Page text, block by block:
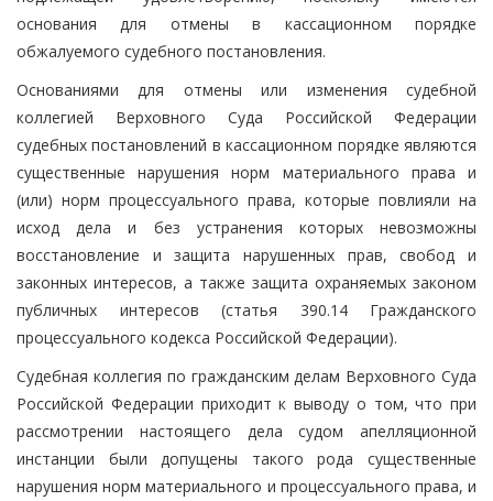
основания для отмены в кассационном порядке
обжалуемого судебного постановления.
Основаниями для отмены или изменения судебной
коллегией Верховного Суда Российской Федерации
судебных постановлений в кассационном порядке являются
существенные нарушения норм материального права и
(или) норм процессуального права, которые повлияли на
исход дела и без устранения которых невозможны
восстановление и защита нарушенных прав, свобод и
законных интересов, а также защита охраняемых законом
публичных интересов (статья 390.14 Гражданского
процессуального кодекса Российской Федерации).
Судебная коллегия по гражданским делам Верховного Суда
Российской Федерации приходит к выводу о том, что при
рассмотрении настоящего дела судом апелляционной
инстанции были допущены такого рода существенные
нарушения норм материального и процессуального права, и